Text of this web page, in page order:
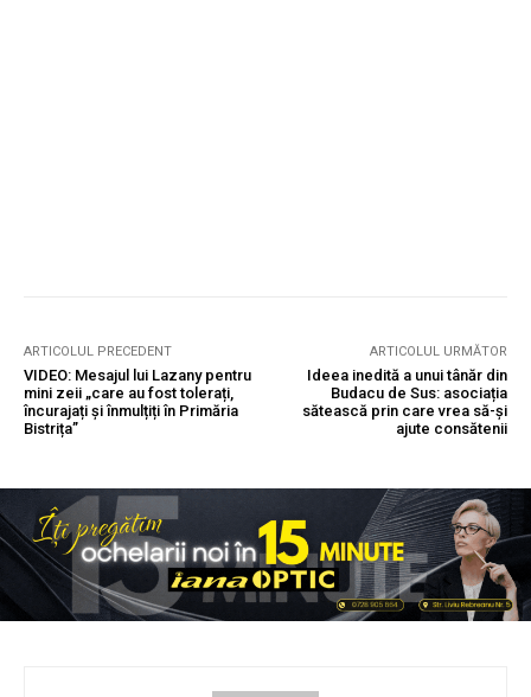
ARTICOLUL PRECEDENT
VIDEO: Mesajul lui Lazany pentru
mini zeii „care au fost tolerați,
încurajați și înmulțiți în Primăria
Bistrița”
ARTICOLUL URMĂTOR
Ideea inedită a unui tânăr din
Budacu de Sus: asociația
sătească prin care vrea să-și
ajute consătenii